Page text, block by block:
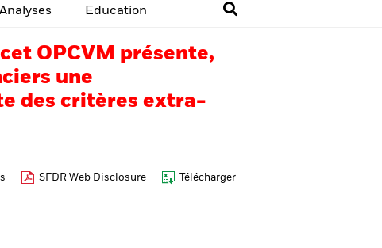
Analyses Education
OPCVM présente,
une
des critères extra-
SFDR Web Disclosure Télécharger